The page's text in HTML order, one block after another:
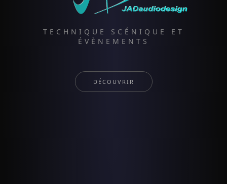
TECHNIQUE SCÉNIQUE ET
ÉVÈNEMENTS
DÉCOUVRIR